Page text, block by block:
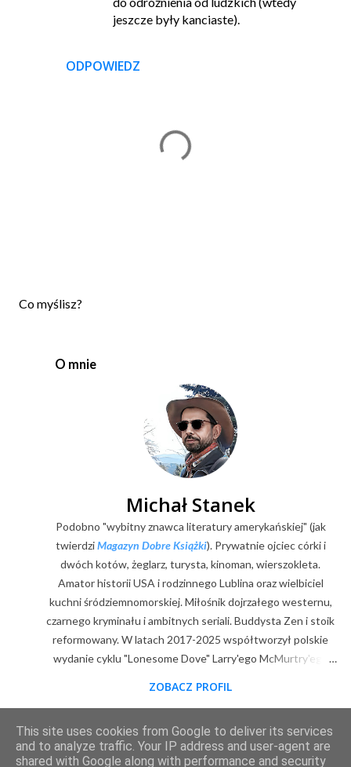
ODPOWIEDZ
jeszcze były kanciaste).
P
Co myślisz?
O mnie
Michał Stanek
Podobno "wybitny znawca literatury amerykańskiej" (jak
twierdziMagazyn Dobre Książki). Prywatnie ojciec córki i
dwóch kotów, żeglarz, turysta, kinoman, wierszokleta.
Amator historii USA i rodzinnego Lublina oraz wielbiciel
kuchni śródziemnomorskiej. Miłośnik dojrzałego westernu,
czarnego kryminału i ambitnych seriali. Buddysta Zen i stoik
reformowany. W latach 2017-2025 współtworzył polskie
wydanie cyklu "Lonesome Dove" Larry'ego McMurtry'ego
ZOBACZ PROFIL
Obsługiwane przez usługę Blogger
This site uses cookies from Google to deliver its services
and to analyze traffic. Your IP address and user-agent are
shared with Google along with performance and security